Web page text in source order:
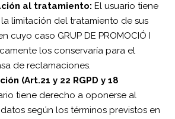
al tratamiento: El usuario tiene
limitación del tratamiento de sus
cuyo caso GRUP DE PROMOCIÓ I
los conservaría para el
de reclamaciones.
(Art.21 y 22 RGPD y 18
tiene derecho a oponerse al
según los términos previstos en